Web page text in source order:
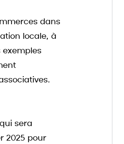
dans
locale, à
sera
2025 pour